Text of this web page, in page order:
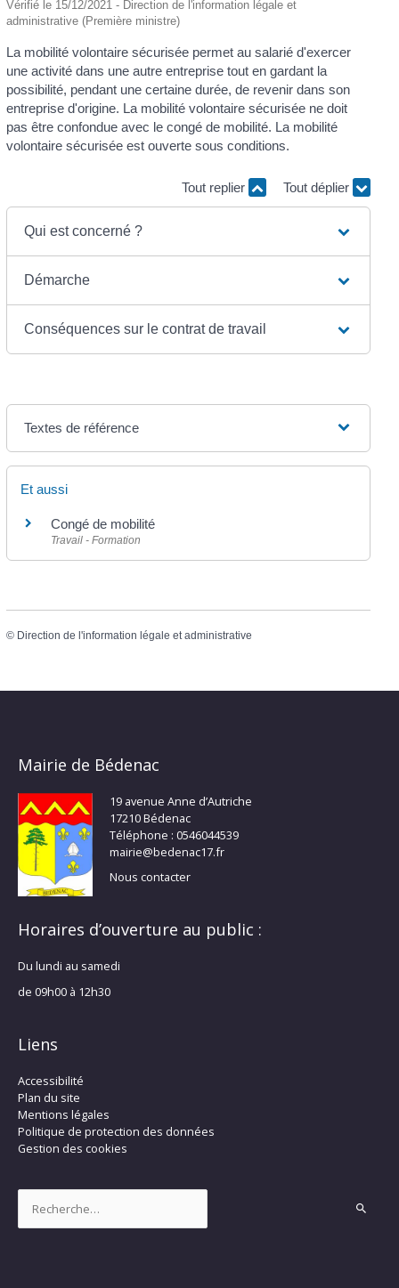
Vérifié le 15/12/2021 - Direction de l'information légale et
administrative (Première ministre)
La mobilité volontaire sécurisée permet au salarié d'exercer
une activité dans une autre entreprise tout en gardant la
possibilité, pendant une certaine durée, de revenir dans son
entreprise d'origine. La mobilité volontaire sécurisée ne doit
pas être confondue avec le congé de mobilité. La mobilité
volontaire sécurisée est ouverte sous conditions.
Tout replier Tout déplier
Qui est concerné ?
Démarche
Conséquences sur le contrat de travail
Textes de référence
Et aussi
Congé de mobilité
Travail - Formation
© Direction de l'information légale et administrative
Mairie de Bédenac
19 avenue Anne d’Autriche
17210 Bédenac
Téléphone : 0546044539
mairie@bedenac17.fr
Nous contacter
Horaires d’ouverture au public :
Du lundi au samedi
de 09h00 à 12h30
Liens
Accessibilité
Plan du site
Mentions légales
Politique de protection des données
Gestion des cookies